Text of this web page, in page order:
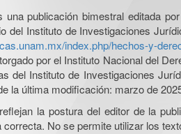
publicación bimestral editada
del Instituto de Investigaciones
index.php/hechos-y-
por el Instituto Nacional del
del Instituto de Investigaciones
la última modificación: marzo de
la postura del editor de la
No se permite utilizar los